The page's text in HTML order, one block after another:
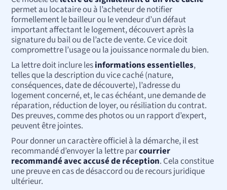
permet au locataire ou à l’acheteur de notifier
formellement le bailleur ou le vendeur d’un défaut
important affectant le logement, découvert après la
signature du bail ou de l’acte de vente. Ce vice doit
compromettre l’usage ou la jouissance normale du bien.
La lettre doit inclure lesinformations essentielles,
telles que la description du vice caché (nature,
conséquences, date de découverte), l’adresse du
logement concerné, et, le cas échéant, une demande de
réparation, réduction de loyer, ou résiliation du contrat.
Des preuves, comme des photos ou un rapport d’expert,
peuvent être jointes.
Pour donner un caractère officiel à la démarche, il est
recommandé d’envoyer la lettre parcourrier
recommandé avec accusé de réception. Cela constitue
une preuve en cas de désaccord ou de recours juridique
ultérieur.